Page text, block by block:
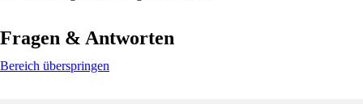
Fragen & Antworten
Bereich überspringen